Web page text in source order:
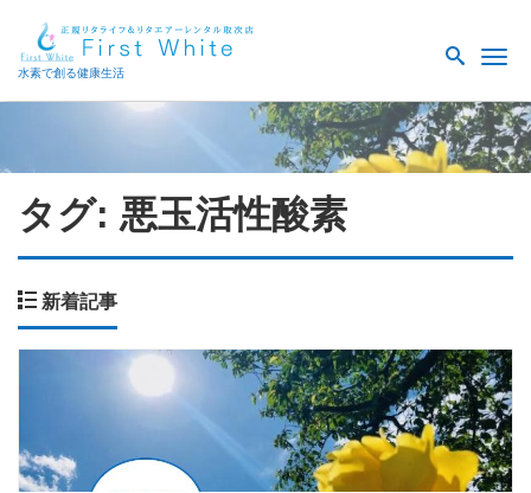
水素で創る健康生活
タグ: 悪玉活性酸素
新着記事